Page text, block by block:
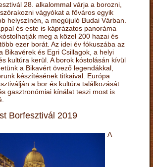
28. alkalommal várja a borozni,
vágyókat a főváros egyik
helyszínén, a megújuló Budai Várban.
és este is káprázatos panoráma
meg a közel 200 hazai és
ezer borát. Az idei év fókuszába az
Bikavérek és Egri Csillagok, a helyi
kultúra kerül. A borok kóstolásán kívül
a Bikavért övező legendákkal,
készítésének titkaival. Európa
a bor és kultúra találkozását
gasztronómiai kínálat teszi most is
Borfesztivál 2019
A